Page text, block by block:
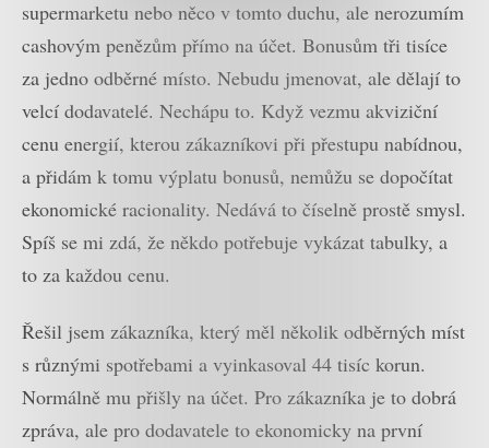
supermarketu nebo něco v tomto duchu, ale nerozumím
cashovým penězům přímo na účet. Bonusům tři tisíce
za jedno odběrné místo. Nebudu jmenovat, ale dělají to
velcí dodavatelé. Nechápu to. Když vezmu akviziční
cenu energií, kterou zákazníkovi při přestupu nabídnou,
a přidám k tomu výplatu bonusů, nemůžu se dopočítat
ekonomické racionality. Nedává to číselně prostě smysl.
Spíš se mi zdá, že někdo potřebuje vykázat tabulky, a
to za každou cenu.
Řešil jsem zákazníka, který měl několik odběrných míst
s různými spotřebami a vyinkasoval 44 tisíc korun.
Normálně mu přišly na účet. Pro zákazníka je to dobrá
zpráva, ale pro dodavatele to ekonomicky na první